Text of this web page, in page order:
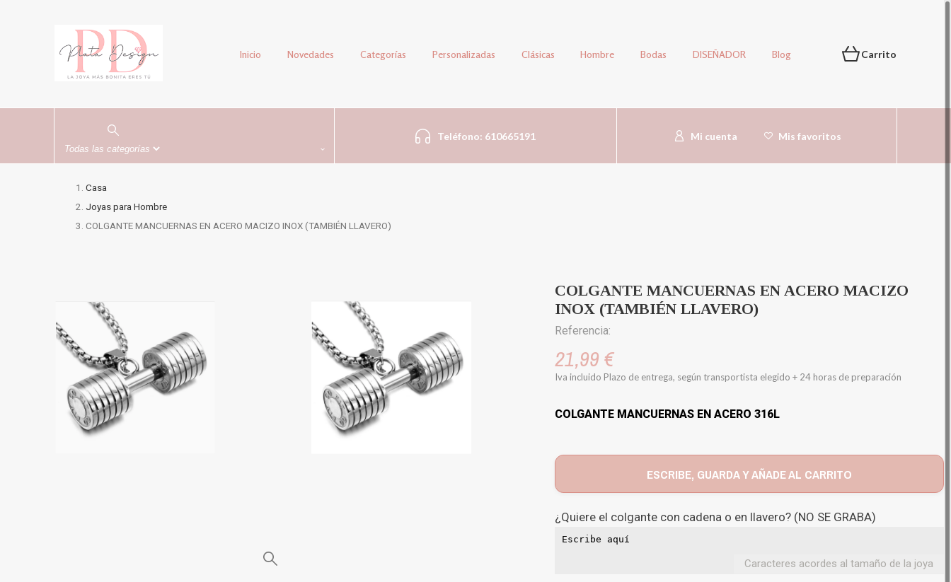
Inicio Novedades Categorías Personalizadas Clásicas Hombre Bodas DISEÑADOR Blog Carrito
Teléfono: 610665191 Mi cuenta Mis favoritos
Casa
Joyas para Hombre
COLGANTE MANCUERNAS EN ACERO MACIZO INOX (TAMBIÉN LLAVERO)
COLGANTE MANCUERNAS EN ACERO MACIZO
INOX (TAMBIÉN LLAVERO)
Referencia:
21,99 €
Iva incluido Plazo de entrega, según transportista elegido + 24 horas de preparación
COLGANTE MANCUERNAS EN ACERO 316L
ESCRIBE, GUARDA Y AÑADE AL CARRITO
¿Quiere el colgante con cadena o en llavero? (NO SE GRABA)
Caracteres acordes al tamaño de la joya